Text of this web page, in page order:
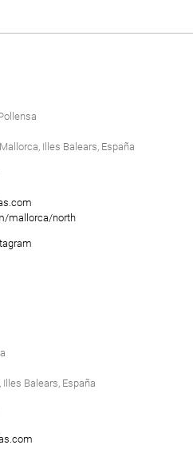
Illes Balears, España
mallorca/north
Balears, España